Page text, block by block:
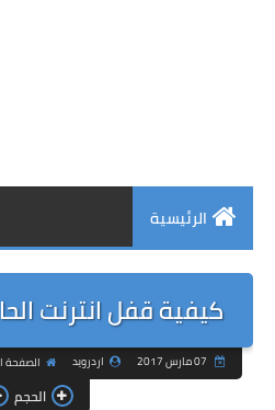
الرئيسية
كيفية قفل انترنت
اردرويد الصفحة
الحجم